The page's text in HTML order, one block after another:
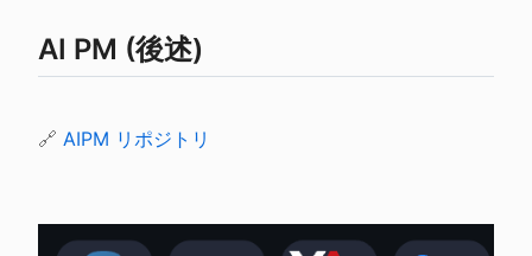
AI PM (後述)
🔗 AIPM リポジトリ